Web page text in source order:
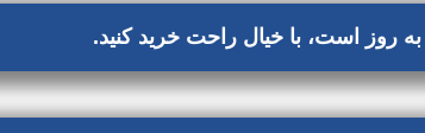
روز است، با خیال راحت خرید کنید.